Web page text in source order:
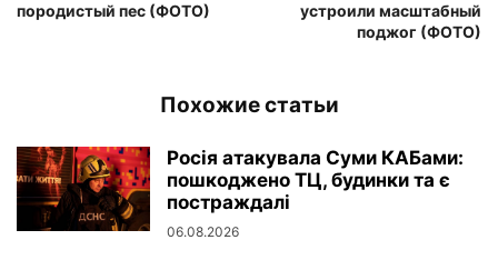
породистый пес (ФОТО)
устроили масштабный
поджог (ФОТО)
Похожие статьи
Росія атакувала Суми КАБами:
пошкоджено ТЦ, будинки та є
постраждалі
06.08.2026